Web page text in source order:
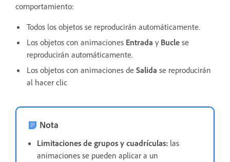
comportamiento:
Todos los objetos se reproducirán automáticamente.
Los objetos con animaciones Entrada y Bucle se
reproducirán automáticamente.
Los objetos con animaciones de Salida se reproducirán
al hacer clic
Nota
Limitaciones de grupos y cuadrículas: las
animaciones se pueden aplicar a un